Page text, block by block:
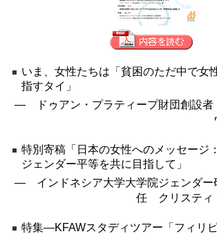
いま、女性たちは「貧困のただ中で女
指すタイ」
― ドゥアン・プラティープ財団創設者
特別寄稿「日本の女性へのメッセージ
ジェンダー平等を共に目指して」
― インドネシア大学大学院ジェンダー
任 クリスティ
特集―KFAWスタディツアー「フィリ